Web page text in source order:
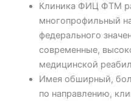
Клиника ФИЦ ФТМ
многопрофильный
федерального
современные,
медицинской
Имея обширный,
по направлению,